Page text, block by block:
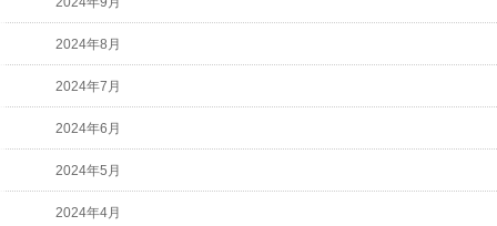
2024年8月
2024年7月
2024年6月
2024年5月
2024年4月